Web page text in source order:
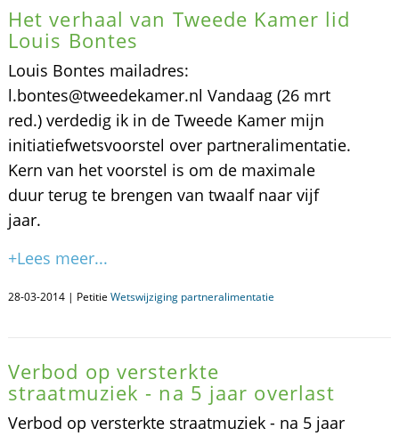
Het verhaal van Tweede Kamer lid
Louis Bontes
Louis Bontes mailadres:
l.bontes@tweedekamer.nl Vandaag (26 mrt
red.) verdedig ik in de Tweede Kamer mijn
initiatiefwetsvoorstel over partneralimentatie.
Kern van het voorstel is om de maximale
duur terug te brengen van twaalf naar vijf
jaar.
+Lees meer...
28-03-2014 | Petitie Wetswijziging partneralimentatie
Verbod op versterkte
straatmuziek - na 5 jaar overlast
Verbod op versterkte straatmuziek - na 5 jaar